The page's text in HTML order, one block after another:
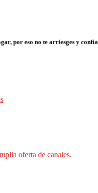
por eso no te arriesges y
oferta de canales.